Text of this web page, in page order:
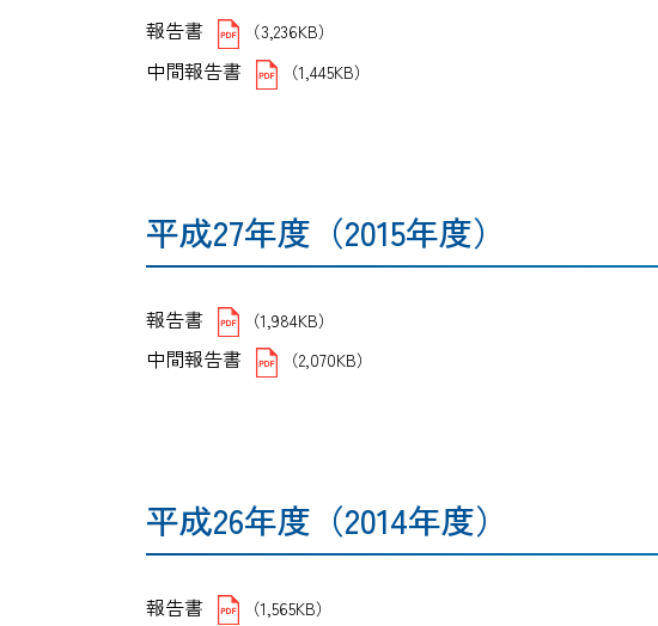
報告書 （3,236KB）
中間報告書 （1,445KB）
平成27年度（2015年度）
報告書 （1,984KB）
中間報告書 （2,070KB）
平成26年度（2014年度）
報告書 （1,565KB）